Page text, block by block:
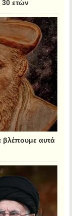
30 ετών
βλέπουμε αυτά